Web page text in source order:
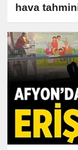
hava